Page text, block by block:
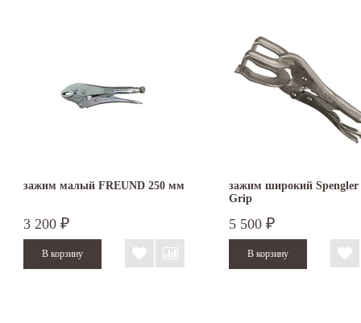
зажим малый FREUND 250 мм
3 200 ₽
зажим широкий Spengler
Grip
5 500 ₽